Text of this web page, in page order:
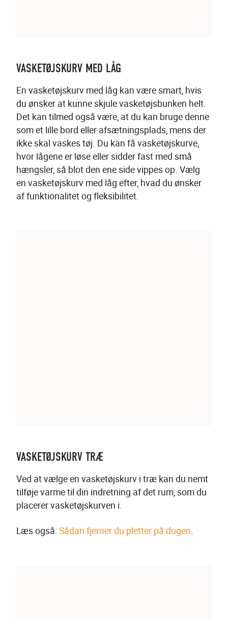
VASKETØJSKURV MED LÅG
En vasketøjskurv med låg kan være smart, hvis
du ønsker at kunne skjule vasketøjsbunken helt.
Det kan tilmed også være, at du kan bruge denne
som et lille bord eller afsætningsplads, mens der
ikke skal vaskes tøj. Du kan få vasketøjskurve,
hvor lågene er løse eller sidder fast med små
hængsler, så blot den ene side vippes op. Vælg
en vasketøjskurv med låg efter, hvad du ønsker
af funktionalitet og fleksibilitet.
VASKETØJSKURV TRÆ
Ved at vælge en vasketøjskurv i træ kan du nemt
tilføje varme til din indretning af det rum, som du
placerer vasketøjskurven i.
Læs også: Sådan fjerner du pletter på dugen